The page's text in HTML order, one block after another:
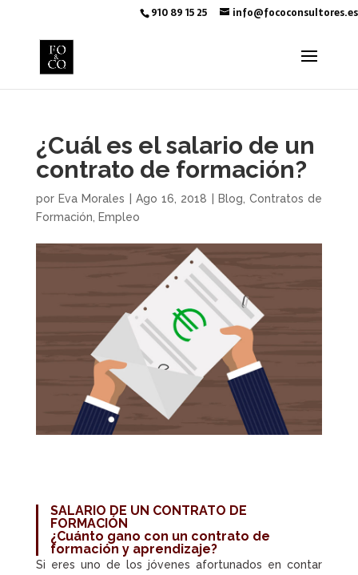
910 89 15 25 info@fococonsultores.es
¿Cuál es el salario de un
contrato de formación?
por Eva Morales Ago 16, 2018 Blog Contratos de
Formación
Empleo
SALARIO DE UN CONTRATO DE
FORMACIÓN
¿Cuánto gano con un contrato de
formación y aprendizaje?
Si eres uno de los jóvenes afortunados en contar